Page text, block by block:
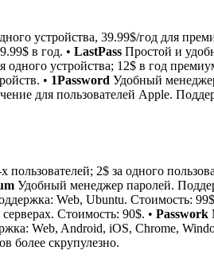
устройства, 39.99$/год для
в год. • LastPass Простой и
устройства; 12$ в год
• 1Password Удобный
для пользователей Apple.
2$ за одного
Удобный менеджер паролей.
Web, Ubuntu. Стоимость: 99$
Стоимость: 90$. • Passwork
Web, Android, iOS, Chrome,
более скрупулезно.